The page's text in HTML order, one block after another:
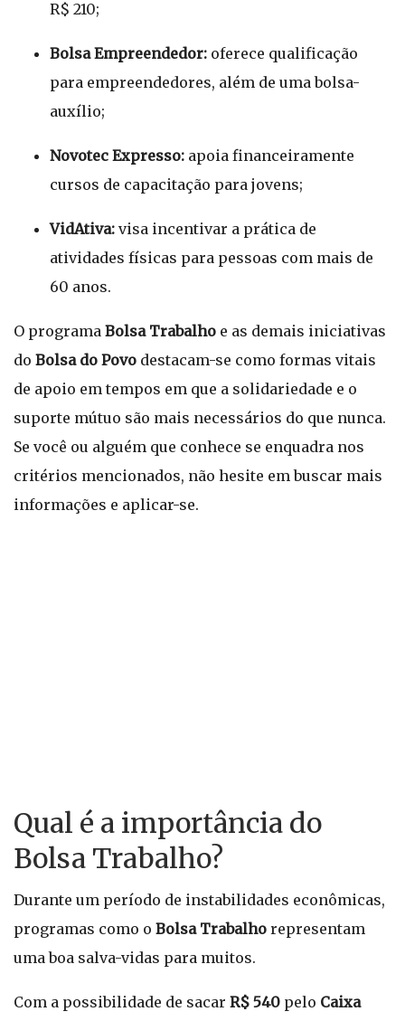
R$ 210;
Bolsa Empreendedor: oferece qualificação
para empreendedores, além de uma bolsa-
auxílio;
Novotec Expresso: apoia financeiramente
cursos de capacitação para jovens;
VidAtiva: visa incentivar a prática de
atividades físicas para pessoas com mais de
60 anos.
O programa Bolsa Trabalho e as demais iniciativas
do Bolsa do Povo destacam-se como formas vitais
de apoio em tempos em que a solidariedade e o
suporte mútuo são mais necessários do que nunca.
Se você ou alguém que conhece se enquadra nos
critérios mencionados, não hesite em buscar mais
informações e aplicar-se.
Qual é a importância do
Bolsa Trabalho?
Durante um período de instabilidades econômicas,
programas como o Bolsa Trabalho representam
uma boa salva-vidas para muitos.
Com a possibilidade de sacar R$ 540 pelo Caixa